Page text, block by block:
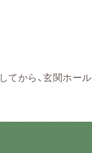
してから、玄関ホー